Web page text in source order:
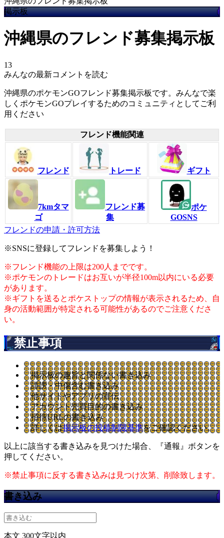
掲示板
沖縄県のフレンド募集掲示板
13
みんなの最新コメントを読む
沖縄県のポケモンGOフレンド募集掲示板です。みんなで楽
しくポケモンGOプレイするためのコミュニティとしてご利
用ください
フレンド機能関連
フレンド トレード ギフト
7kmタマ
ゴ
フレンド募
集
ポケ
GOSNS
フレンドの申請・許可方法
※SNSに登録してフレンドを募集しよう！
※フレンド機能の上限は200人までです。
※ポケモンのトレードはお互いが半径100m以内にいる必要
があります。
※ギフトを送るとポケストップの情報が表示されるため、自
身の活動範囲が特定される可能性があるのでご注意くださ
い。
禁止事項
掲示板の趣旨と関係ない書き込み
誹謗・中傷含む書き込み
他サイトやアプリの宣伝
アカウント売買目的の書き込み
招待URLの書き込み
詳しくは掲示板の投稿制限基準をご確認ください。
以上に該当する書き込みを見つけた場合、
『通報』ボタンを
押してください。
※禁止事項に反する書き込みは見つけ次第、削除致します。
書き込み
本文 300文字以内